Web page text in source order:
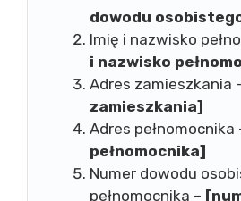
dowodu
Imię i nazwisko
i nazwisko
Adres zamieszkania
zamieszkania]
Adres pełnomocnika
pełnomocnika]
Numer dowodu
pełnomocnika –